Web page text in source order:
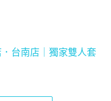
台南店｜獨家雙人套